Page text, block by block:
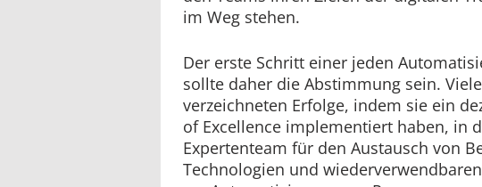
im Weg stehen.
Der erste Schritt einer jeden
sollte daher die Abstimmung sein.
verzeichneten Erfolge, indem sie ein
of Excellence implementiert haben, in
Expertenteam für den Austausch von
Technologien und